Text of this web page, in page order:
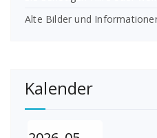
Alte Bilder und
Kalender